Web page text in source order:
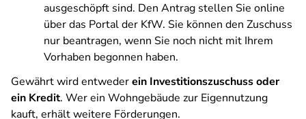
ausgeschöpft sind. Den Antrag stellen Sie online
über das Portal der KfW. Sie können den Zuschuss
nur beantragen, wenn Sie noch nicht mit Ihrem
Vorhaben begonnen haben.
Gewährt wird entwederein Investitionszuschuss oder
ein Kredit. Wer ein Wohngebäude zur Eigennutzung
kauft, erhält weitere Förderungen.